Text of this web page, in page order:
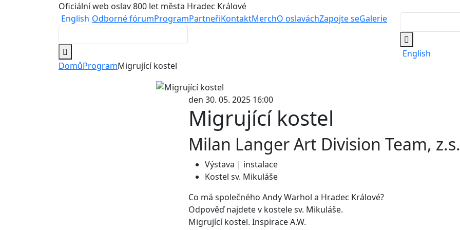
Oficiální web oslav 800 let města Hradec Králové
English Odborné fórumProgramPartneřiKontaktMerchO oslaváchZapojte seGalerie
English
DomůProgramMigrující kostel
den 30. 05. 2025 16:00
Migrující kostel
Milan Langer Art Division Team,
Výstava | instalace
Kostel sv. Mikuláše
Co má společného Andy Warhol a Hradec Králové?
Odpověď najdete v kostele sv. Mikuláše.
Migrující kostel. Inspirace A.W.